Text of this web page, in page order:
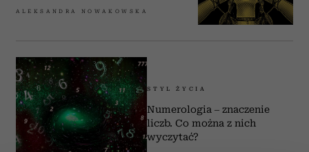
ALEKSANDRA NOWAKOWSKA
STYL ŻYCIA
Numerologia – znaczenie
liczb. Co można z nich
wyczytać?